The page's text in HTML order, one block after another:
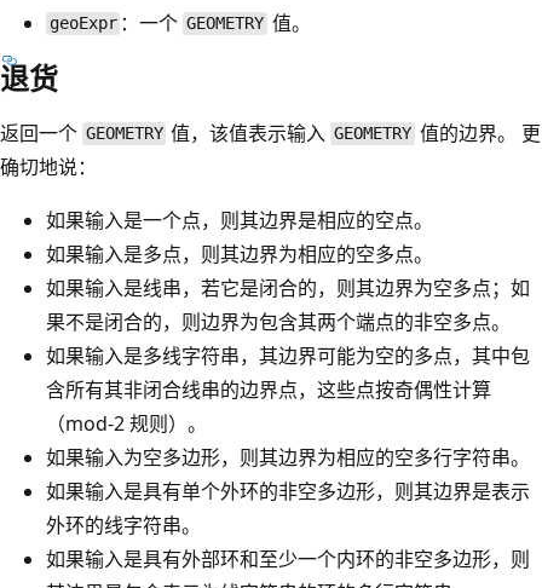
geoExpr ：一个 GEOMETRY 值。
退货
返回一个 GEOMETRY 值，该值表示输入 GEOMETRY 值的边界。 更
确切地说：
如果输入是一个点，则其边界是相应的空点。
如果输入是多点，则其边界为相应的空多点。
如果输入是线串，若它是闭合的，则其边界为空多点；如
果不是闭合的，则边界为包含其两个端点的非空多点。
如果输入是多线字符串，其边界可能为空的多点，其中包
含所有其非闭合线串的边界点，这些点按奇偶性计算
（mod-2 规则）。
如果输入为空多边形，则其边界为相应的空多行字符串。
如果输入是具有单个外环的非空多边形，则其边界是表示
外环的线字符串。
如果输入是具有外部环和至少一个内环的非空多边形，则